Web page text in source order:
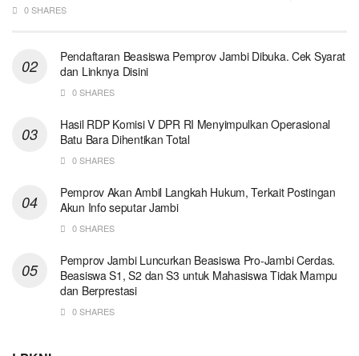
0 SHARES
Pendaftaran Beasiswa Pemprov Jambi Dibuka. Cek Syarat
dan Linknya Disini
0 SHARES
Hasil RDP Komisi V DPR RI Menyimpulkan Operasional
Batu Bara Dihentikan Total
0 SHARES
Pemprov Akan Ambil Langkah Hukum, Terkait Postingan
Akun Info seputar Jambi
0 SHARES
Pemprov Jambi Luncurkan Beasiswa Pro-Jambi Cerdas.
Beasiswa S1, S2 dan S3 untuk Mahasiswa Tidak Mampu
dan Berprestasi
0 SHARES